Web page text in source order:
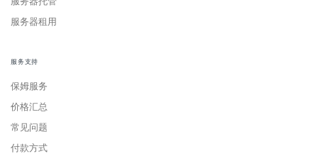
服务器租用
服务支持
保姆服务
价格汇总
常见问题
付款方式